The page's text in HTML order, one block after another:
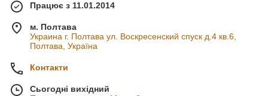
Працює з 11.01.2014
м. Полтава
Украина г. Полтава ул. Воскресенский спуск д.4 кв.6,
Полтава, Україна
Контакти
Сьогодні вихідний